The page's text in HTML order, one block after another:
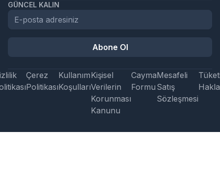
GÜNCEL KALIN
Abone Ol
Çerez
Politikası
Kullanım
Koşulları
Kişisel
Verilerin
Korunması
Kanunu
Cayma
Formu
Mesafeli
Satış
Sözleşmesi